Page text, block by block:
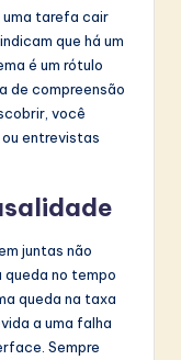
uma tarefa cair
que há um
é um rótulo
de compreensão
você
entrevistas
juntas não
queda no tempo
queda na taxa
a uma falha
Sempre